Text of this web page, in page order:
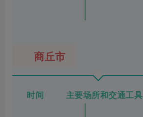
商丘市
时间 主要场所和交通工具